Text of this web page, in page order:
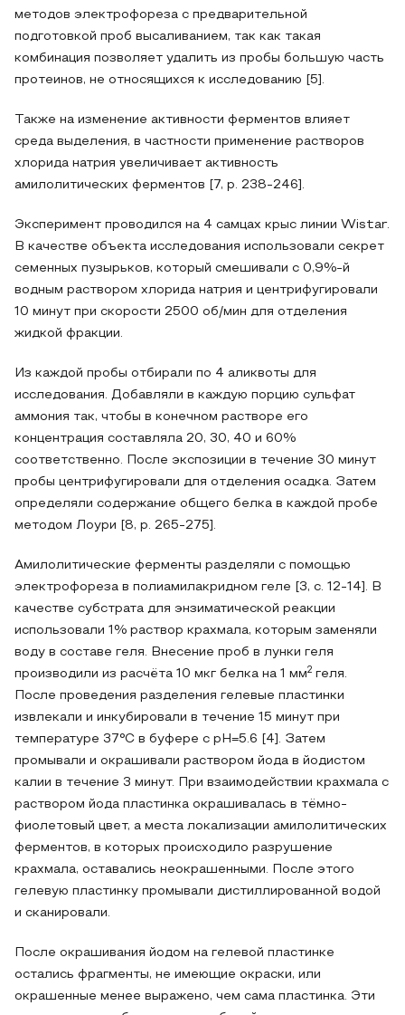
методов электрофореза с предварительной
подготовкой проб высаливанием, так как такая
комбинация позволяет удалить из пробы большую часть
протеинов, не относящихся к исследованию [5].
Также на изменение активности ферментов влияет
среда выделения, в частности применение растворов
хлорида натрия увеличивает активность
амилолитических ферментов [7, p. 238-246].
Эксперимент проводился на 4 самцах крыс линии Wistar.
В качестве объекта исследования использовали секрет
семенных пузырьков, который смешивали с 0,9%-й
водным раствором хлорида натрия и центрифугировали
10 минут при скорости 2500 об/мин для отделения
жидкой фракции.
Из каждой пробы отбирали по 4 аликвоты для
исследования. Добавляли в каждую порцию сульфат
аммония так, чтобы в конечном растворе его
концентрация составляла 20, 30, 40 и 60%
соответственно. После экспозиции в течение 30 минут
пробы центрифугировали для отделения осадка. Затем
определяли содержание общего белка в каждой пробе
методом Лоури [8, p. 265-275].
Амилолитические ферменты разделяли с помощью
электрофореза в полиамилакридном геле [3, c. 12-14]. В
качестве субстрата для энзиматической реакции
использовали 1% раствор крахмала, которым заменяли
воду в составе геля. Внесение проб в лунки геля
производили из расчёта 10 мкг белка на 1 мм2 геля.
После проведения разделения гелевые пластинки
извлекали и инкубировали в течение 15 минут при
температуре 37°С в буфере с pH=5.6 [4]. Затем
промывали и окрашивали раствором йода в йодистом
калии в течение 3 минут. При взаимодействии крахмала с
раствором йода пластинка окрашивалась в тёмно-
фиолетовый цвет, а места локализации амилолитических
ферментов, в которых происходило разрушение
крахмала, оставались неокрашенными. После этого
гелевую пластинку промывали дистиллированной водой
и сканировали.
После окрашивания йодом на гелевой пластинке
остались фрагменты, не имеющие окраски, или
окрашенные менее выражено, чем сама пластинка. Эти